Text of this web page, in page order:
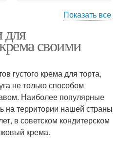
Творожный крем
Показать все
своими
густого крема для торта,
не только способом
Наиболее популярные
на территории нашей страны
в советском кондитерском
крема.